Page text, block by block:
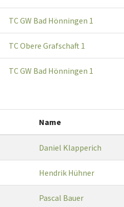
TC GW Bad Hönningen 1
TC Obere Grafschaft 1
TC GW Bad Hönningen 1
Name
Daniel Klapperich
Hendrik Hühner
Pascal Bauer